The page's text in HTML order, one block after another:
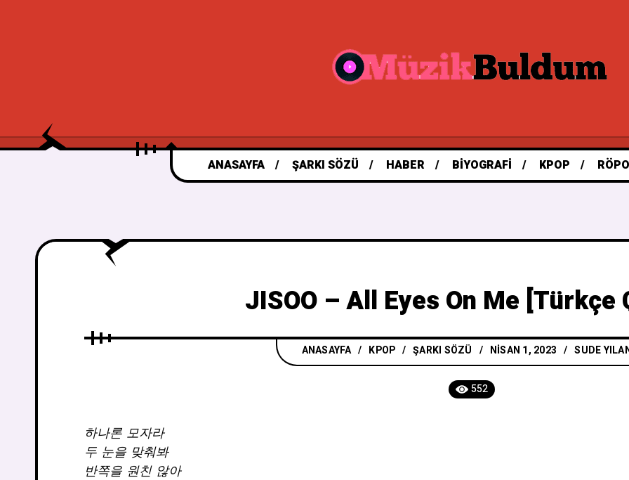
ANASAYFA ŞARKI SÖZÜ HABER BIYOGRAFI KPOP
JISOO – All Eyes On Me [Türkçe
ANASAYFA/ KPOP /ŞARKI SÖZÜ NISAN 1, 2023 SUDE
552
하나론 모자라
두 눈을 맞춰봐
반쪽을 원친 않아